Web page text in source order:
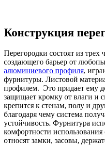
Конструкция
Перегородки состоят из трех
создающего барьер от
алюминиевого профиля,
фурнитуры. Листовой
профилем. Это придает ему
защищает кромку от влаги и
крепится к стенам, полу и
благодаря чему система
устойчивость. Фурнитура
комфортности
относят замки, засовы,